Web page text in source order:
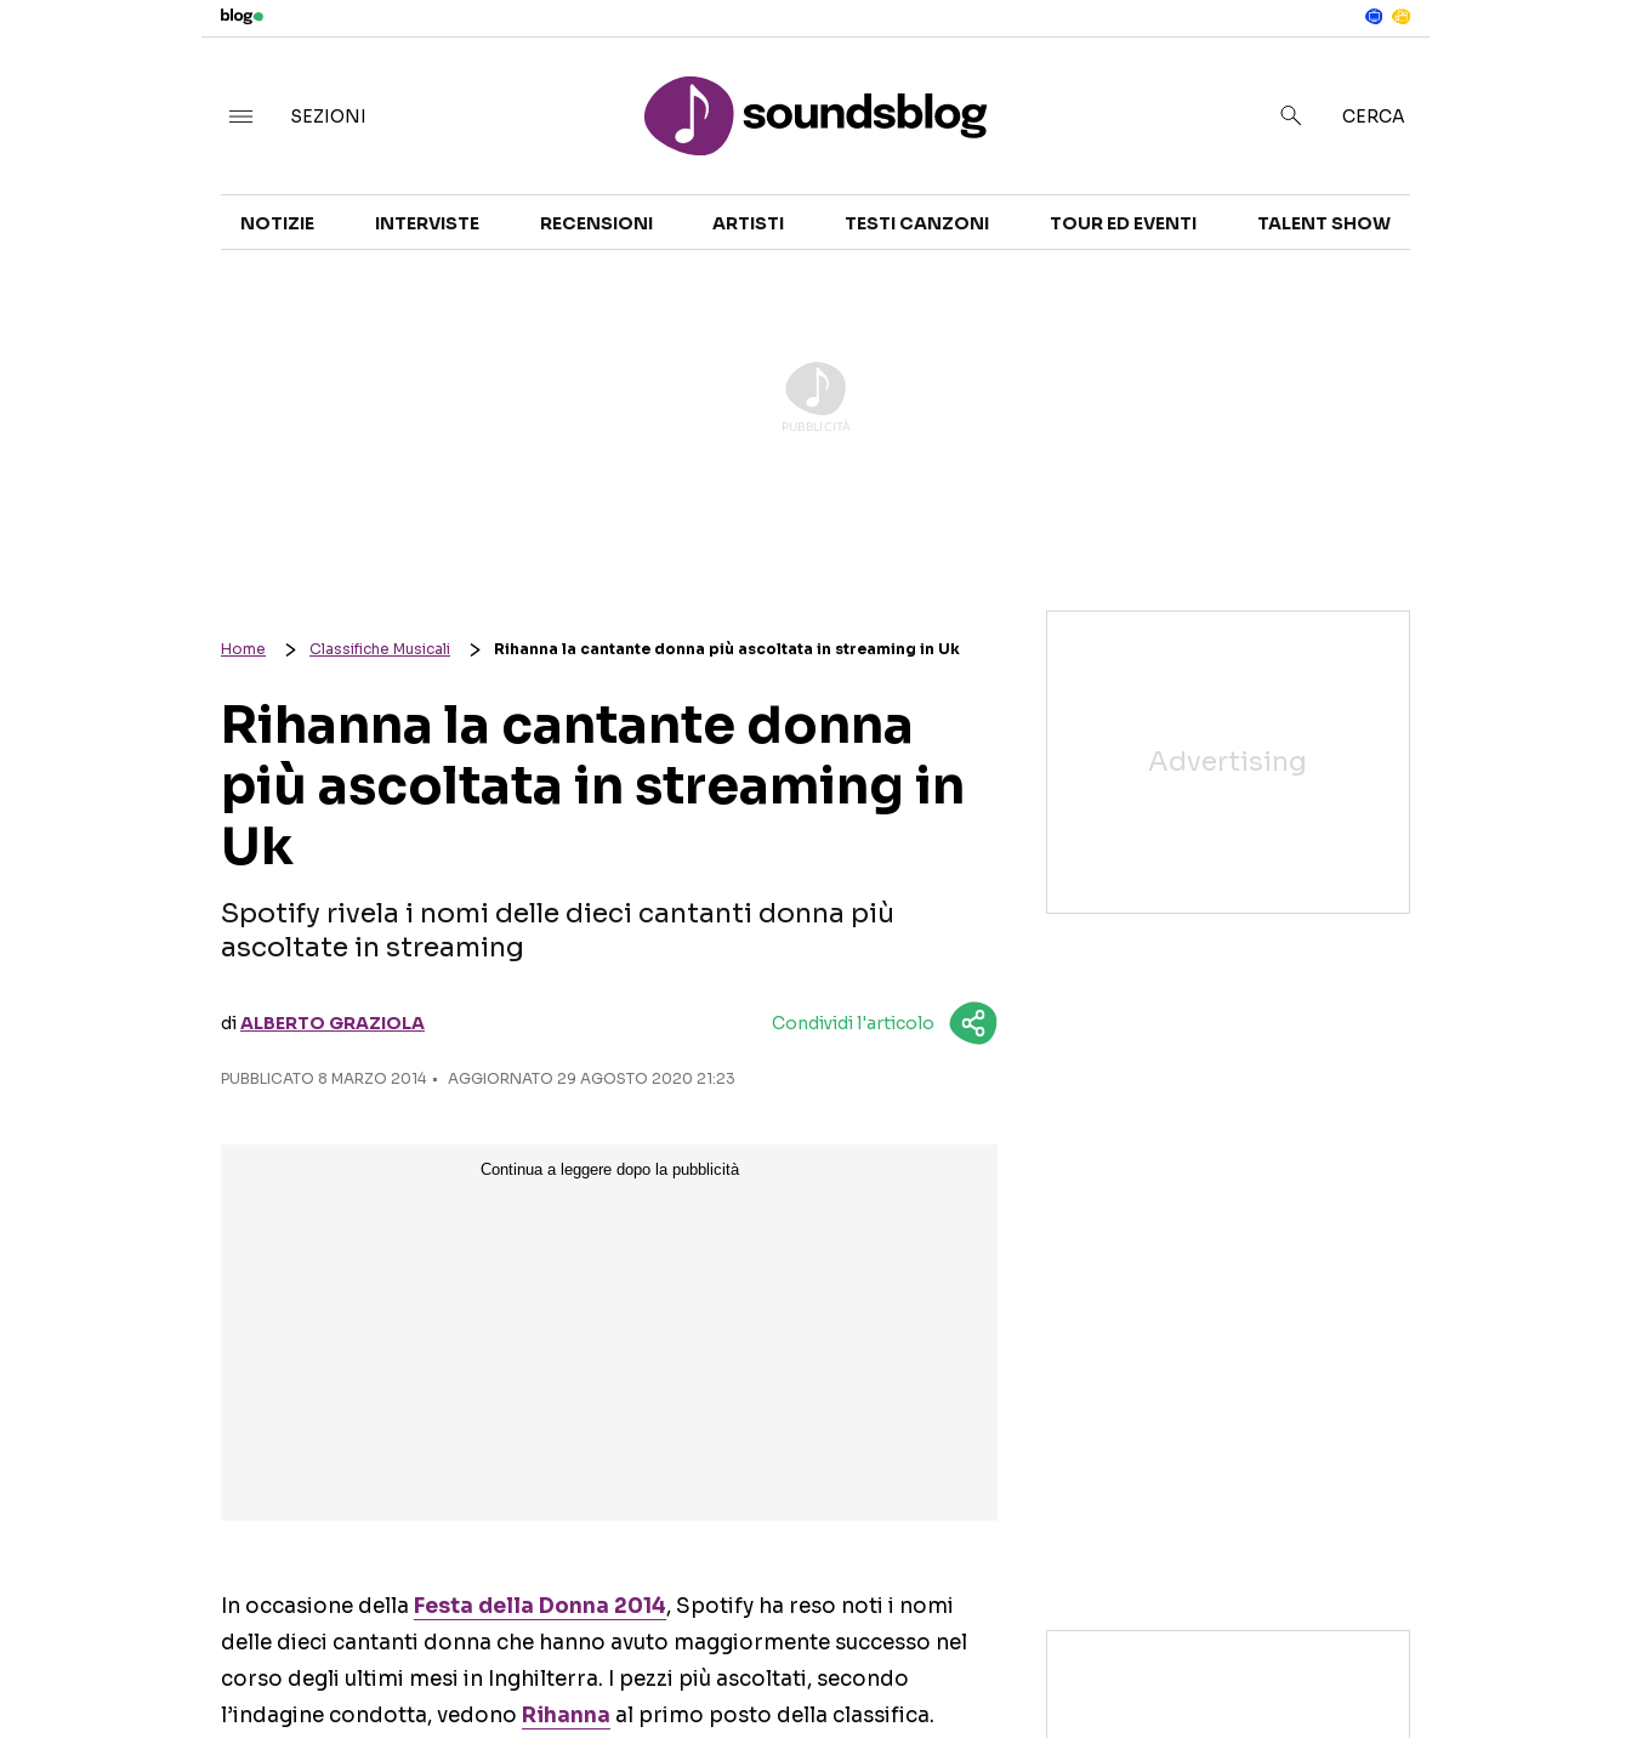
TALENT SHOW
SEZIONI CERCA
NOTIZIE INTERVISTE RECENSIONI ARTISTI TESTI CANZONI TOUR ED EVENTI TALENT SHOW
Home Classifiche Musicali Rihanna la cantante donna più ascoltata in streaming in Uk
Rihanna la cantante donna
più ascoltata in streaming in
Uk
Spotify rivela i nomi delle dieci cantanti donna più
ascoltate in streaming
diALBERTO GRAZIOLA Condividi l'articolo
PUBBLICATO 8 MARZO 2014 AGGIORNATO 29 AGOSTO 2020 21:23
In occasione della Festa della Donna 2014, Spotify ha reso noti i nomi
delle dieci cantanti donna che hanno avuto maggiormente successo nel
corso degli ultimi mesi in Inghilterra. I pezzi più ascoltati, secondo
l’indagine condotta, vedono Rihanna al primo posto della classifica.